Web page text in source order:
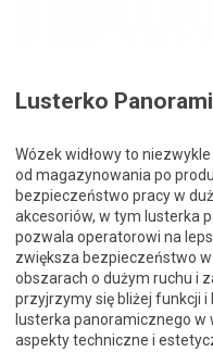
Lusterko
Wózek widłowy to
od magazynowania po
bezpieczeństwo pracy w
akcesoriów, w tym lusterka
pozwala operatorowi na
zwiększa bezpieczeństwo
obszarach o dużym ruchu i
przyjrzymy się bliżej funkcji
lusterka panoramicznego w
aspekty techniczne i